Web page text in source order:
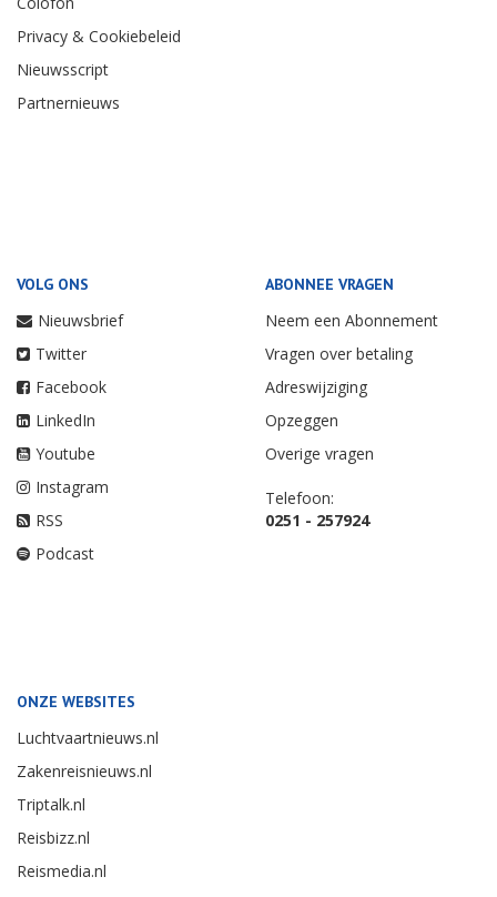
Privacy & Cookiebeleid
Nieuwsscript
Partnernieuws
VOLG ONS
Nieuwsbrief
Twitter
Facebook
LinkedIn
Youtube
Instagram
RSS
Podcast
ABONNEE VRAGEN
Neem een Abonnement
Vragen over betaling
Adreswijziging
Opzeggen
Overige vragen
Telefoon:
0251 - 257924
ONZE WEBSITES
Luchtvaartnieuws.nl
Zakenreisnieuws.nl
Triptalk.nl
Reisbizz.nl
Reismedia.nl